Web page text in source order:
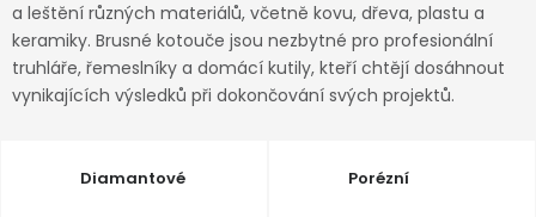
Dílna
Domácnost
Dětská hřiště
a leštění různých materiálů, včetně kovu, dřeva, plastu a
keramiky. Brusné kotouče jsou nezbytné pro profesionální
truhláře, řemeslníky a domácí kutily, kteří chtějí dosáhnout
vynikajících výsledků při dokončování svých projektů.
Diamantové Porézní